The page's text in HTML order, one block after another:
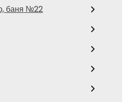
баня №22